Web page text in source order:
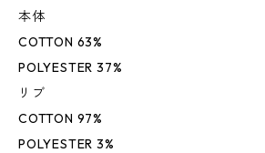
本体
COTTON 63%
POLYESTER 37%
リブ
COTTON 97%
POLYESTER 3%